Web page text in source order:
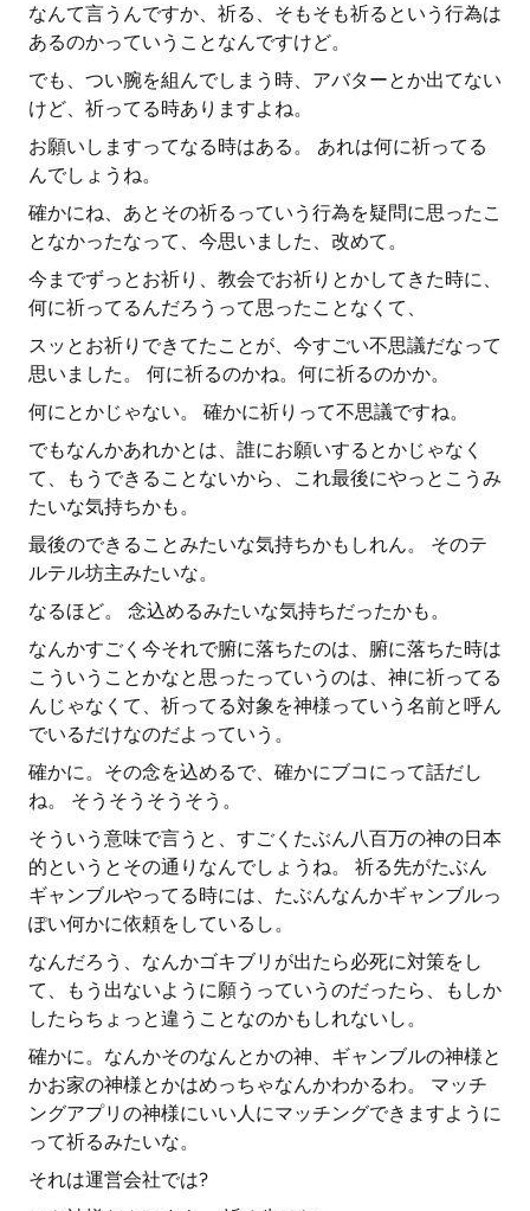
なんて言うんですか、祈る、そもそも祈るという行為は
あるのかっていうことなんですけど。
でも、つい腕を組んでしまう時、アバターとか出てない
けど、祈ってる時ありますよね。
お願いしますってなる時はある。 あれは何に祈ってる
んでしょうね。
確かにね、あとその祈るっていう行為を疑問に思ったこ
となかったなって、今思いました、改めて。
今までずっとお祈り、教会でお祈りとかしてきた時に、
何に祈ってるんだろうって思ったことなくて、
スッとお祈りできてたことが、今すごい不思議だなって
思いました。 何に祈るのかね。何に祈るのかか。
何にとかじゃない。 確かに祈りって不思議ですね。
でもなんかあれかとは、誰にお願いするとかじゃなく
て、もうできることないから、これ最後にやっとこうみ
たいな気持ちかも。
最後のできることみたいな気持ちかもしれん。 そのテ
ルテル坊主みたいな。
なるほど。 念込めるみたいな気持ちだったかも。
なんかすごく今それで腑に落ちたのは、腑に落ちた時は
こういうことかなと思ったっていうのは、神に祈ってる
んじゃなくて、祈ってる対象を神様っていう名前と呼ん
でいるだけなのだよっていう。
確かに。その念を込めるで、確かにブコにって話だし
ね。 そうそうそうそう。
そういう意味で言うと、すごくたぶん八百万の神の日本
的というとその通りなんでしょうね。 祈る先がたぶん
ギャンブルやってる時には、たぶんなんかギャンブルっ
ぽい何かに依頼をしているし。
なんだろう、なんかゴキブリが出たら必死に対策をし
て、もう出ないように願うっていうのだったら、もしか
したらちょっと違うことなのかもしれないし。
確かに。なんかそのなんとかの神、ギャンブルの神様と
かお家の神様とかはめっちゃなんかわかるわ。 マッチ
ングアプリの神様にいい人にマッチングできますように
って祈るみたいな。
それは運営会社では?